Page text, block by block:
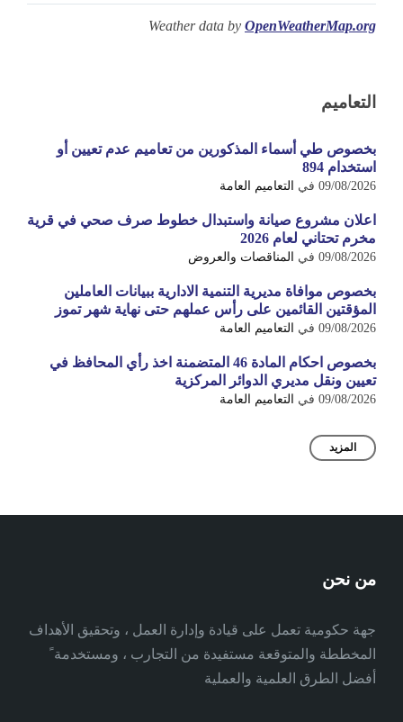
Weather data by OpenWeatherMap.org
التعاميم
بخصوص طي أسماء المذكورين من تعاميم عدم تعيين أو
استخدام 894
09/08/2026 في التعاميم العامة
اعلان مشروع صيانة واستبدال خطوط صرف صحي في قرية
مخرم تحتاني لعام 2026
09/08/2026 في المناقصات والعروض
بخصوص موافاة مديرية التنمية الادارية ببيانات العاملين
المؤقتين القائمين على رأس عملهم حتى نهاية شهر تموز
09/08/2026 في التعاميم العامة
بخصوص احكام المادة 46 المتضمنة اخذ رأي المحافظ في
تعيين ونقل مديري الدوائر المركزية
09/08/2026 في التعاميم العامة
المزيد
من نحن
جهة حكومية تعمل على قيادة وإدارة العمل ، وتحقيق الأهداف
المخططة والمتوقعة مستفيدة من التجارب ، ومستخدمة ً
أفضل الطرق العلمية والعملية